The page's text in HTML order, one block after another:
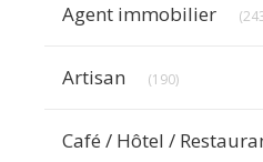
Agent immobilier
Artisan (190)
Café / Hôtel /